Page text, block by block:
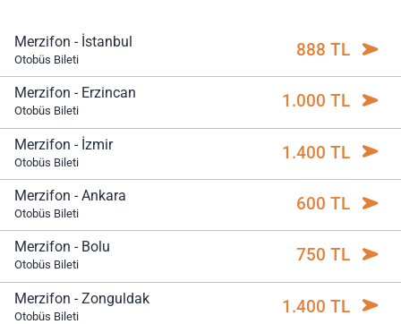
Merzifon - İstanbul
Otobüs Bileti 888 TL
Merzifon - Erzincan
Otobüs Bileti 1.000 TL
Merzifon - İzmir
Otobüs Bileti 1.400 TL
Merzifon - Ankara
Otobüs Bileti 600 TL
Merzifon - Bolu
Otobüs Bileti 750 TL
Merzifon - Zonguldak
Otobüs Bileti 1.400 TL